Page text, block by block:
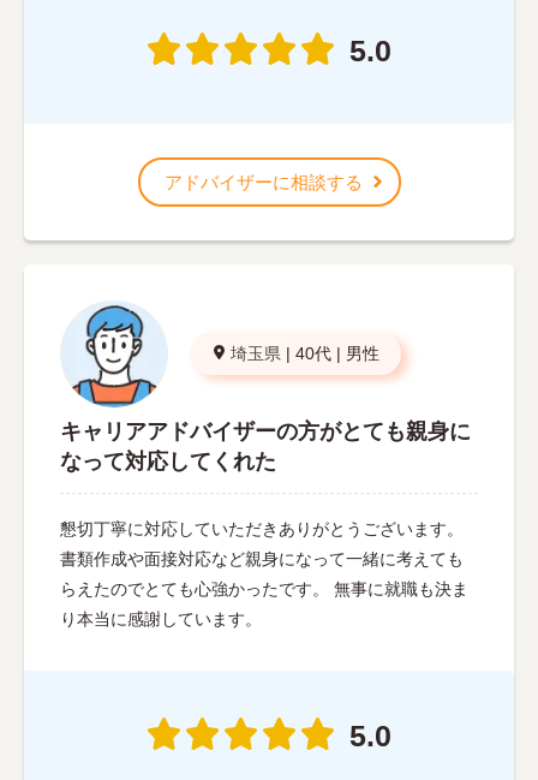
5.0
アドバイザーに相談する
埼玉県 | 40代 | 男性
キャリアアドバイザーの方がとても親身に
なって対応してくれた
懇切丁寧に対応していただきありがとうございます。
書類作成や面接対応など親身になって一緒に考えても
らえたのでとても心強かったです。 無事に就職も決ま
り本当に感謝しています。
5.0